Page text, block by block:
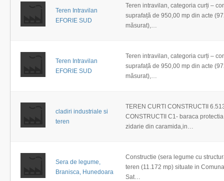
Teren Intravilan
EFORIE SUD
Teren intravilan, categoria curți –
suprafață de 950,00 mp din acte
măsurat),…
Teren Intravilan
EFORIE SUD
Teren intravilan, categoria curți –
suprafață de 950,00 mp din acte
măsurat),…
cladiri industriale si
teren
TEREN CURTI CONSTRUCTII
CONSTRUCTII C1- baraca
zidarie din caramida,in…
Sera de legume,
Branisca, Hunedoara
Constructie (sera legume cu
teren (11.172 mp) situate in
Sat…